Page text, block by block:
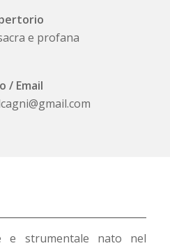
e profana
/ Email
e strumentale nato nel